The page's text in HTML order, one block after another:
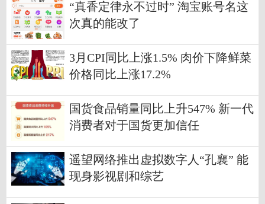
“真香定律永不过时” 淘宝账号名这
次真的能改了
3月CPI同比上涨1.5% 肉价下降鲜菜
价格同比上涨17.2%
国货食品销量同比上升547% 新一代
消费者对于国货更加信任
遥望网络推出虚拟数字人“孔襄” 能
现身影视剧和综艺